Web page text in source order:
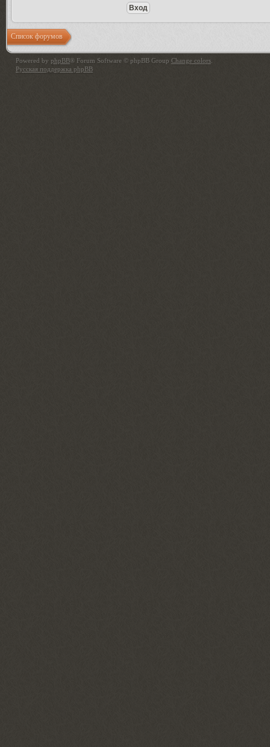
Список форумов
Powered by phpBB® Forum Software © phpBB Group Change colors
Русская поддержка phpBB